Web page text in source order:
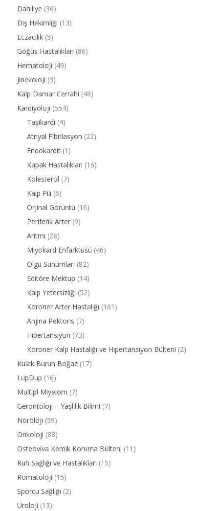
Dahiliye (36)
Diş Hekimliği (13)
Eczacılık (5)
Göğüs Hastalıkları (86)
Hematoloji (49)
Jinekoloji (3)
Kalp Damar Cerrahi (48)
Kardiyoloji (554)
Taşikardi (4)
Atriyal Fibrilasyon (22)
Endokardit (1)
Kapak Hastalıkları (16)
Kolesterol (7)
Kalp Pili (6)
Orjinal Görüntü (16)
Periferik Arter (9)
Aritmi (28)
Miyokard Enfarktüsü (46)
Olgu Sunumları (82)
Editöre Mektup (14)
Kalp Yetersizliği (52)
Koroner Arter Hastalığı (161)
Anjina Pektoris (7)
Hipertansiyon (73)
Koroner Kalp Hastalığı ve Hipertansiyon Bülteni (2)
Kulak Burun Boğaz (17)
LupDup (16)
Multipl Miyelom (7)
Gerontoloji – Yaşlılık Bilimi (7)
Nöroloji (59)
Onkoloji (88)
Osteoviva Kemik Koruma Bülteni (11)
Ruh Sağlığı ve Hastalıkları (15)
Romatoloji (15)
Sporcu Sağlığı (2)
Üroloji (13)